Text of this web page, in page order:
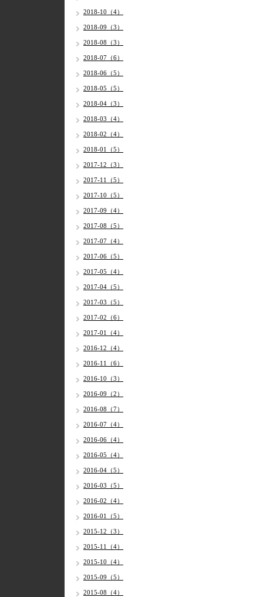
2018-10（4）
2018-09（3）
2018-08（3）
2018-07（6）
2018-06（5）
2018-05（5）
2018-04（3）
2018-03（4）
2018-02（4）
2018-01（5）
2017-12（3）
2017-11（5）
2017-10（5）
2017-09（4）
2017-08（5）
2017-07（4）
2017-06（5）
2017-05（4）
2017-04（5）
2017-03（5）
2017-02（6）
2017-01（4）
2016-12（4）
2016-11（6）
2016-10（3）
2016-09（2）
2016-08（7）
2016-07（4）
2016-06（4）
2016-05（4）
2016-04（5）
2016-03（5）
2016-02（4）
2016-01（5）
2015-12（3）
2015-11（4）
2015-10（4）
2015-09（5）
2015-08（4）